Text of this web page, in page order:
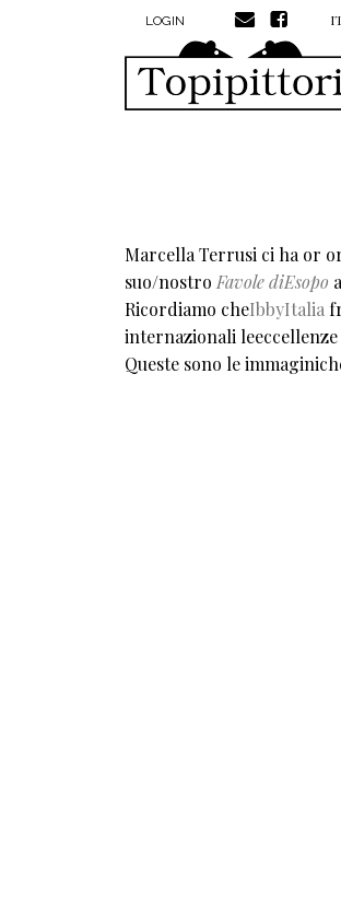
Salta al contenuto principale
MENU PROFILO UTENTE
LOGIN
Marcella Terrusi ci ha or
suo/nostro Favole diEsopo
Ricordiamo cheIbbyItalia
internazionali
Queste sono le